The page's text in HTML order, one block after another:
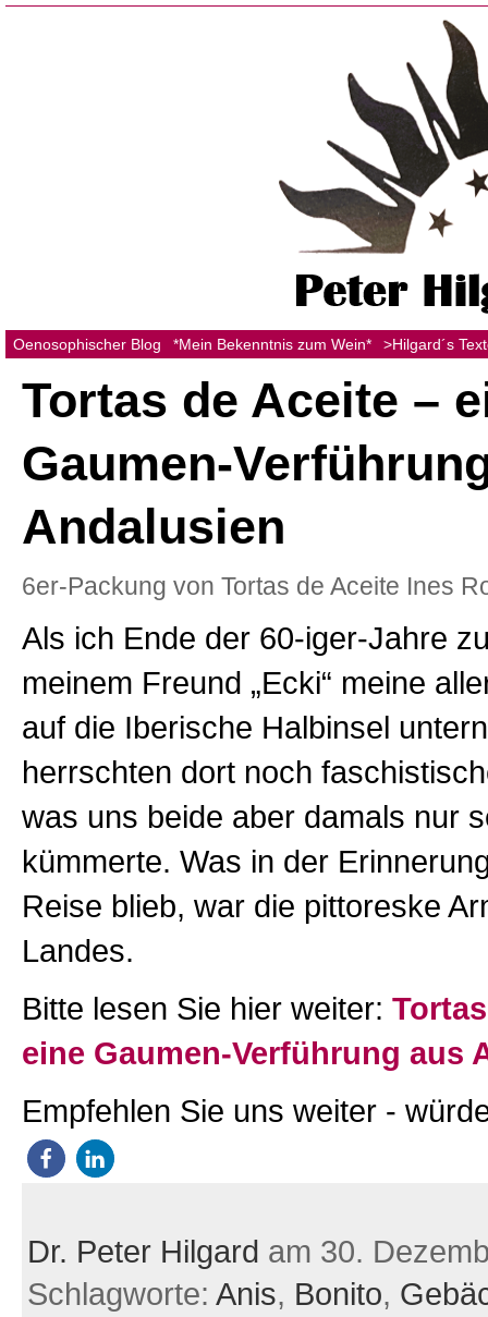
Oenosophischer Blog *Mein Bekenntnis zum Wein* >Hilgard´s
Tortas de Aceite –
Gaumen-
Andalusien
6er-Packung von Tortas de Aceite Ines
Als ich Ende der 60-iger-Jahre
meinem Freund „Ecki“ meine
auf die Iberische Halbinsel
herrschten dort noch
was uns beide aber damals nur
kümmerte. Was in der
Reise blieb, war die pittoreske
Landes.
Bitte lesen Sie hier weiter:
eine Gaumen-Verführung aus
Empfehlen Sie uns weiter -
Dr. Peter Hilgard am 30.
Schlagworte: Anis, Bonito,